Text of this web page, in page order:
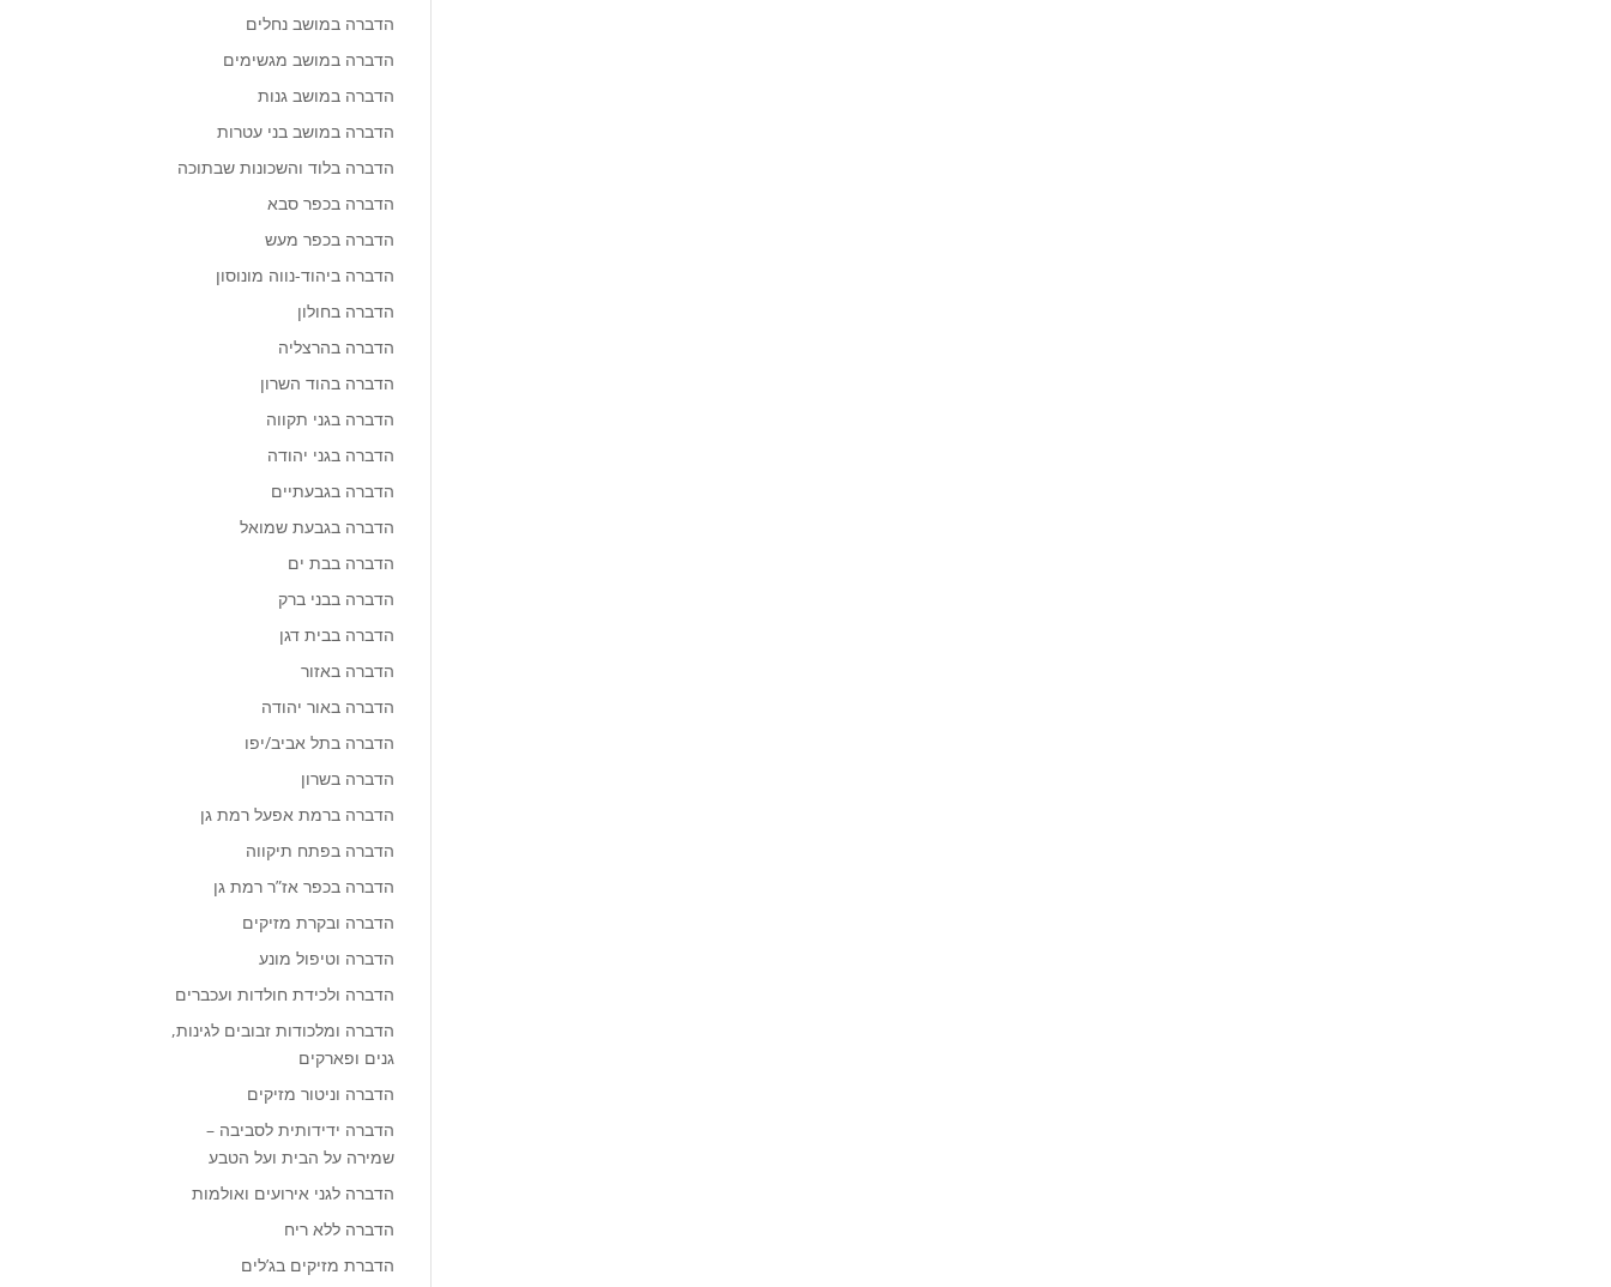
הדברה במושב נחלים
הדברה במושב מגשימים
הדברה במושב גנות
הדברה במושב בני עטרות
הדברה בלוד והשכונות שבתוכה
הדברה בכפר סבא
הדברה בכפר מעש
הדברה ביהוד-נווה מונוסון
הדברה בחולון
הדברה בהרצליה
הדברה בהוד השרון
הדברה בגני תקווה
הדברה בגני יהודה
הדברה בגבעתיים
הדברה בגבעת שמואל
הדברה בבת ים
הדברה בבני ברק
הדברה בבית דגן
הדברה באזור
הדברה באור יהודה
הדברה בתל אביב/יפו
הדברה בשרון
הדברה ברמת אפעל רמת גן
הדברה בפתח תיקווה
הדברה בכפר אז”ר רמת גן
הדברה ובקרת מזיקים
הדברה וטיפול מונע
הדברה ולכידת חולדות ועכברים
הדברה ומלכודות זבובים לגינות,
גנים ופארקים
הדברה וניטור מזיקים
הדברה ידידותית לסביבה –
שמירה על הבית ועל הטבע
הדברה לגני אירועים ואולמות
הדברה ללא ריח
הדברת מזיקים בג’לים